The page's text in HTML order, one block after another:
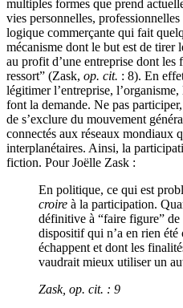
multiples formes que prend
vies personnelles,
logique commerçante qui fait
mécanisme dont le but est de tirer
au profit d’une entreprise dont les
ressort” (Zask, op. cit. : 8). En
légitimer l’entreprise,
font la demande. Ne pas
de s’exclure du mouvement
connectés aux réseaux mondiaux
interplanétaires. Ainsi, la
fiction. Pour Joëlle Zask :
En politique, ce qui est
croire à la participation.
définitive à “faire figure” de
dispositif qui n’a en rien
échappent et dont les
vaudrait mieux utiliser un
Zask, op. cit. : 9